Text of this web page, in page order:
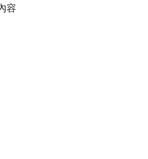
容